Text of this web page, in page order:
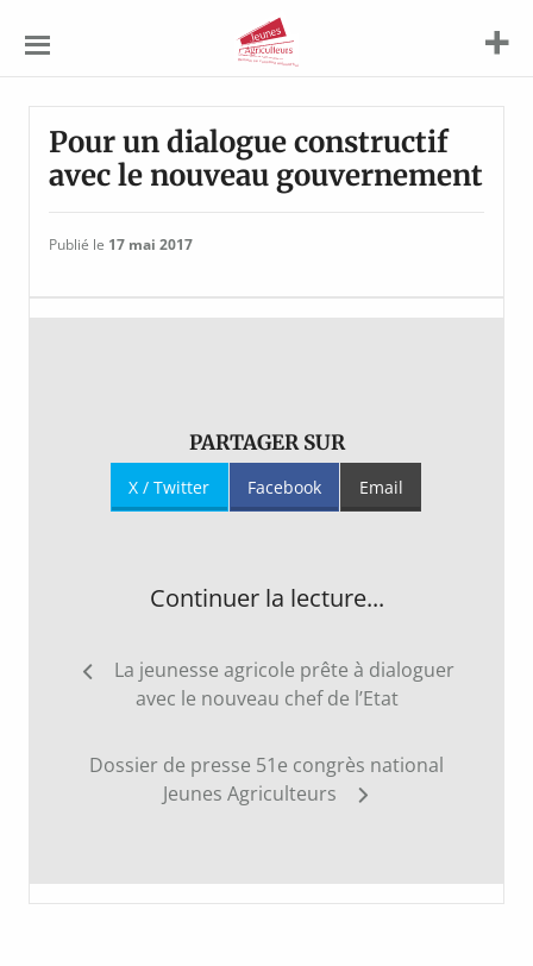
Agriculteurs
Pour un dialogue constructif
avec le nouveau gouvernement
Publié le 17 mai 2017
PARTAGER SUR
X / Twitter Facebook Email
Continuer la lecture...
Navigation
La jeunesse agricole prête à dialoguer
avec le nouveau chef de l’Etat
Dossier de presse 51e congrès national
Jeunes Agriculteurs